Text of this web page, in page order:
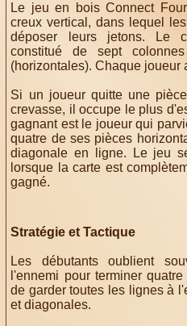
Le jeu en bois Connect
creux vertical, dans lequel
déposer leurs jetons. Le
constitué de sept
(horizontales). Chaque joueur
Si un joueur quitte une
crevasse, il occupe le plus
gagnant est le joueur qui
quatre de ses pièces
diagonale en ligne. Le jeu
lorsque la carte est
gagné.
Stratégie et Tactique
Les débutants oublient
l'ennemi pour terminer
de garder toutes les lignes à
et diagonales.